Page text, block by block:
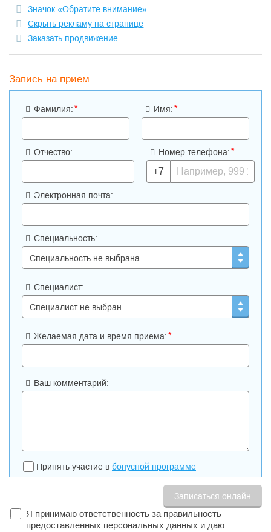
Значок «Обратите внимание»
Скрыть рекламу на странице
Заказать продвижение
Запись на прием
Фамилия:* Имя:*
Отчество: Номер телефона:*
+7
Электронная почта:
Специальность:
Специалист:
Желаемая дата и время приема:*
Ваш комментарий:
Принять участие в бонусной программе
Я принимаю ответственность за правильность
предоставленных персональных данных и даю